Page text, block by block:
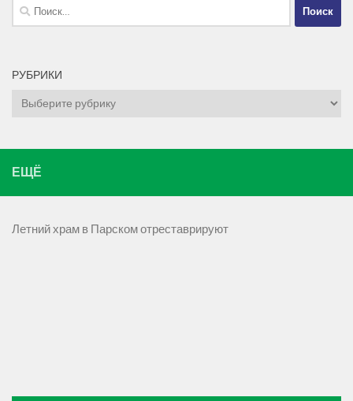
Найти:
РУБРИКИ
Рубрики
ЕЩЁ
Летний храм в Парском отреставрируют